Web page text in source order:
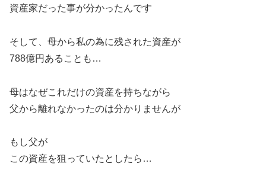
資産家だった事が分かったんです
そして、母から私の為に残された資産が
788億円あることも…
母はなぜこれだけの資産を持ちながら
父から離れなかったのは分かりませんが
もし父が
この資産を狙っていたとしたら…